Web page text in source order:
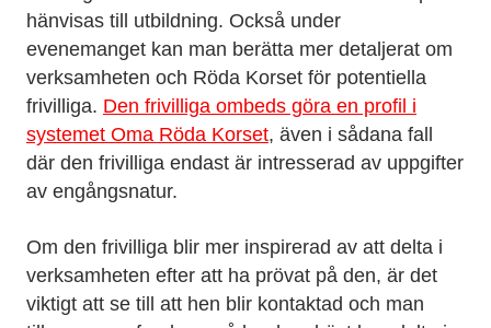
hänvisas till utbildning. Också under
evenemanget kan man berätta mer detaljerat om
verksamheten och Röda Korset för potentiella
frivilliga. Den frivilliga ombeds göra en profil i
systemet Oma Röda Korset, även i sådana fall
där den frivilliga endast är intresserad av uppgifter
av engångsnatur.
Om den frivilliga blir mer inspirerad av att delta i
verksamheten efter att ha prövat på den, är det
viktigt att se till att hen blir kontaktad och man